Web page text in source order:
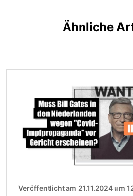
Ähnliche
Veröffentlicht am 21.11.2024 um